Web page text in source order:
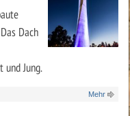
Dach
Jung.
Mehr